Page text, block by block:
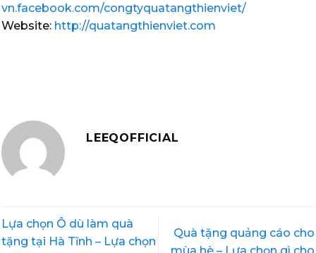
vn.facebook.com/congtyquatangthienviet/
Website: http://quatangthienviet.com
LEEQOFFICIAL
Lựa chọn Ô dù làm quà
tặng tại Hà Tĩnh – Lựa chọn
Quà tặng quảng cáo cho